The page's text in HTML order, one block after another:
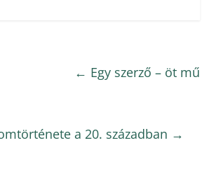
← Egy szerző – öt mű
a 20. században →